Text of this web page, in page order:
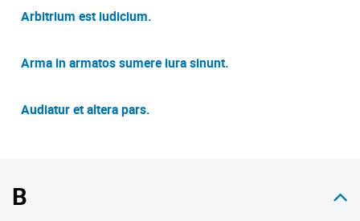
Arbitrium est iudicium.
Arma in armatos sumere iura sinunt.
Audiatur et altera pars.
B